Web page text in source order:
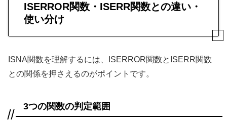
ISERROR関数・ISERR関数との違い・
使い分け
ISNA関数を理解するには、ISERROR関数とISERR関数
との関係を押さえるのがポイントです。
3つの関数の判定範囲